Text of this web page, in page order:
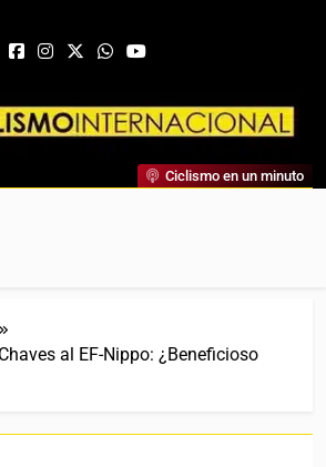
Internacional
Mundial. Entrevistas, Análisis,
Más. La Web Ciclista De Referencia.
Ciclismo en un minuto
al EF-Nippo: ¿Beneficioso